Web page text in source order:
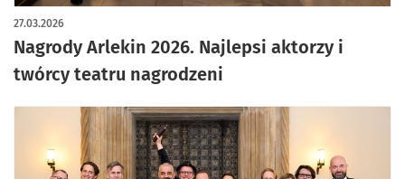
Nagrody Arlekin 2026. Najlepsi aktorzy i
twórcy teatru nagrodzeni
27.03.2026
artykuł z galerią zdjęć